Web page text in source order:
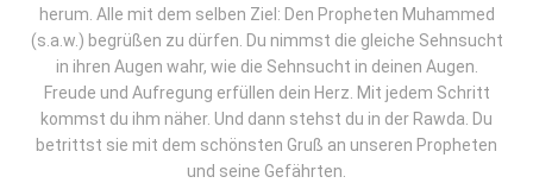
herum. Alle mit dem selben Ziel: Den Propheten Muhammed
(s.a.w.) begrüßen zu dürfen. Du nimmst die gleiche Sehnsucht
in ihren Augen wahr, wie die Sehnsucht in deinen Augen.
Freude und Aufregung erfüllen dein Herz. Mit jedem Schritt
kommst du ihm näher. Und dann stehst du in der Rawda. Du
betrittst sie mit dem schönsten Gruß an unseren Propheten
und seine Gefährten.